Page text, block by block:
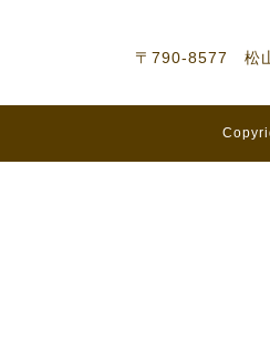
〒790-8577 松